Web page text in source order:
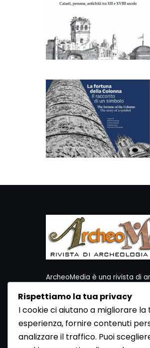
ArcheoMedia è una rivista di
Per contattare la Redazione
seguenti recapiti:
Redazione ArcheoMedia c/o
Via Gioberti 80/D - 10128
Tel 011.5806363 - Fax 011.5808561
Rispettiamo la tua privacy
I cookie ci aiutano a migliorare la
esperienza, fornire contenuti
analizzare il traffico. Puoi